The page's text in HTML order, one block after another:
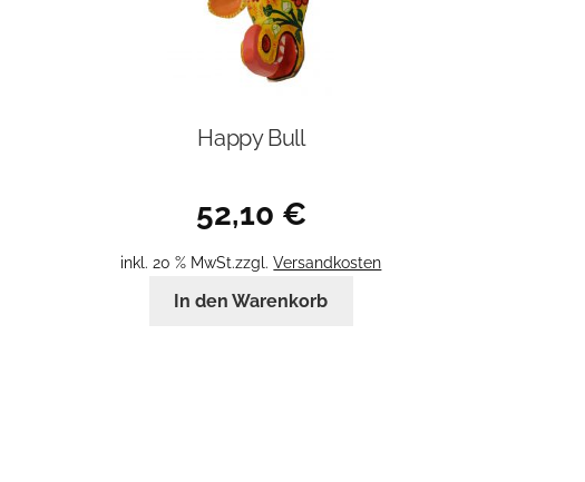
Happy Bull
52,10 €
inkl. 20 % MwSt.zzgl.Versandkosten
In den Warenkorb